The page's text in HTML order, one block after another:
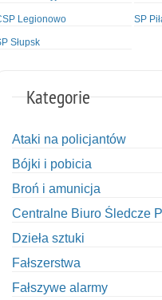
Legionowo SP
Słupsk
Kategorie
Ataki na policjantów
Bójki i pobicia
Broń i amunicja
Centralne Biuro Śledcze
Dzieła sztuki
Fałszerstwa
Fałszywe alarmy